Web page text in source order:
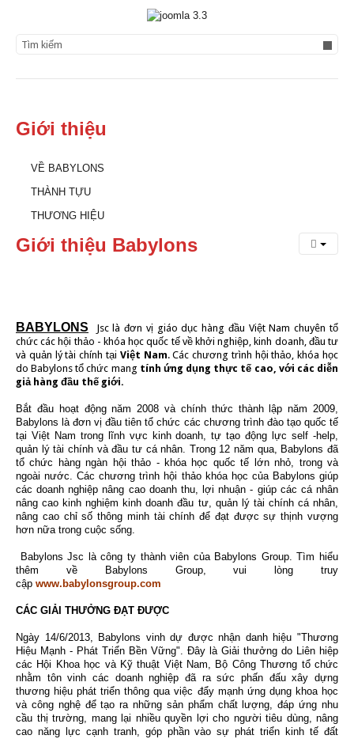
Search...
Giới thiệu
VỀ BABYLONS
THÀNH TỰU
THƯƠNG HIỆU
Giới thiệu Babylons
BABYLONS Jsc là đơn vị giáo dục hàng đầu Việt Nam chuyên tổ
chức các hội thảo - khóa học quốc tế về khởi nghiệp, kinh doanh, đầu tư
và quản lý tài chính tại Việt Nam. Các chương trình hội thảo, khóa học
do Babylons tổ chức mang tính ứng dụng thực tế cao, với các diễn
giả hàng đầu thế giới.
Bắt đầu hoạt động năm 2008 và chính thức thành lập năm 2009,
Babylons là đơn vị đầu tiên tổ chức các chương trình đào tạo quốc tế
tại Việt Nam trong lĩnh vực kinh doanh, tự tạo động lực self -help,
quản lý tài chính và đầu tư cá nhân. Trong 12 năm qua, Babylons đã
tổ chức hàng ngàn hội thảo - khóa học quốc tế lớn nhỏ, trong và
ngoài nước. Các chương trình hội thảo khóa học của Babylons giúp
các doanh nghiệp nâng cao doanh thu, lợi nhuận - giúp các cá nhân
nâng cao kinh nghiệm kinh doanh đầu tư, quản lý tài chính cá nhân,
nâng cao chỉ số thông minh tài chính để đạt được sự thịnh vượng
hơn nữa trong cuộc sống.
Babylons Jsc là công ty thành viên của Babylons Group. Tìm hiểu
thêm về Babylons Group, vui lòng truy
cập www.babylonsgroup.com
CÁC GIẢI THƯỞNG ĐẠT ĐƯỢC
Ngày 14/6/2013, Babylons vinh dự được nhận danh hiệu "Thương
Hiệu Mạnh - Phát Triển Bền Vững". Đây là Giải thưởng do Liên hiệp
các Hội Khoa học và Kỹ thuật Việt Nam, Bộ Công Thương tổ chức
nhằm tôn vinh các doanh nghiệp đã ra sức phấn đấu xây dựng
thương hiệu phát triển thông qua việc đẩy mạnh ứng dụng khoa học
và công nghệ để tạo ra những sản phẩm chất lượng, đáp ứng nhu
cầu thị trường, mang lại nhiều quyền lợi cho người tiêu dùng, nâng
cao năng lực cạnh tranh, góp phần vào sự phát triển kinh tế đất